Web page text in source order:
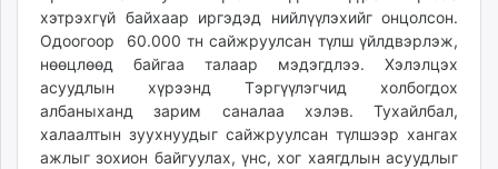
хэтрэхгүй байхаар иргэдэд нийлүүлэхийг онцолсон.
Одоогоор 60.000 тн сайжруулсан түлш үйлдвэрлэж,
нөөцлөөд байгаа талаар мэдэгдлээ. Хэлэлцэх
асуудлын хүрээнд Тэргүүлэгчид холбогдох
албаныханд зарим саналаа хэлэв. Тухайлбал,
халаалтын зуухнуудыг сайжруулсан түлшээр хангах
ажлыг зохион байгуулах, үнс, хог хаягдлын асуудлыг